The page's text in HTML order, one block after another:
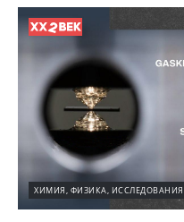
ХИМИЯ, ФИЗИКА,